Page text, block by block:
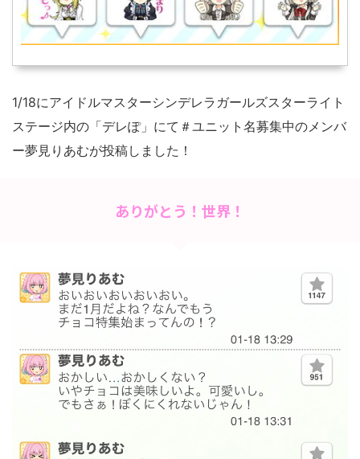
1/18にアイドルマスターシンデレラガールズスターライト
ステージ内の「デレぽ」にて＃ユニット名募集中のメンバ
ー夢見りあむが投稿しました！
ありがとう！世界！